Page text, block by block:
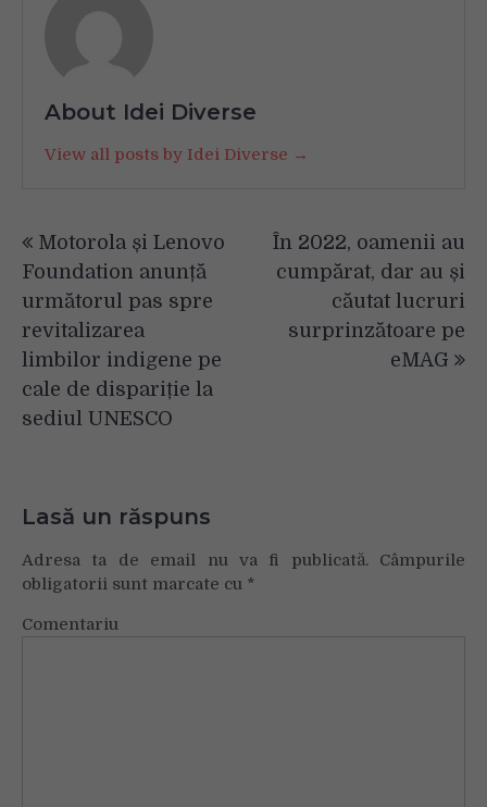
About Idei Diverse
View all posts by Idei Diverse →
în
articole
Motorola și Lenovo
Foundation anunță
următorul pas spre
revitalizarea
limbilor indigene pe
cale de dispariție la
sediul UNESCO
În 2022, oamenii au
cumpărat, dar au și
căutat lucruri
surprinzătoare pe
eMAG
Lasă un răspuns
Adresa ta de email nu va fi publicată.Câmpurile
obligatorii sunt marcate cu *
Comentariu